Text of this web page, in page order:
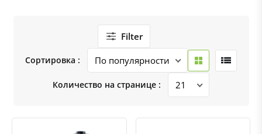
Filter
Сортировка :
Количество на странице :